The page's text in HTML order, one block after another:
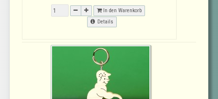
In den Warenkorb
Details